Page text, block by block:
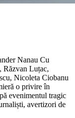
Nanau Cu
Răzvan Luțac,
Nicoleta Ciobanu
o privire în
evenimentul tragic
avertizori de